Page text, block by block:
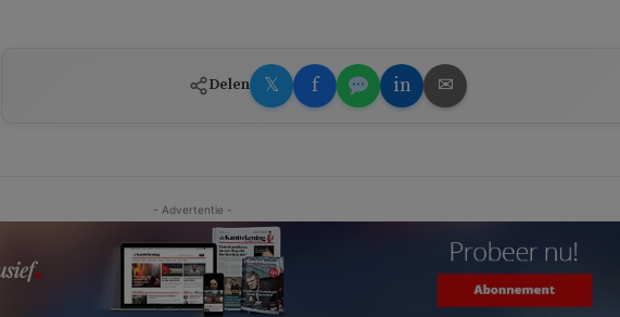
Delen 𝕏 f in ✉
- Advertentie -